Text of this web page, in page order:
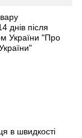
днів після
України "Про
в швидкості